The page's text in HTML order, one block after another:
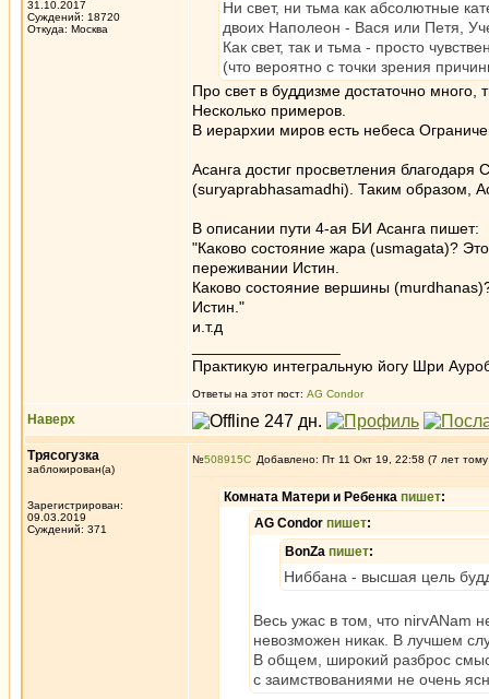
31.10.2017
Суждений: 18720
Откуда: Москва
Ни свет, ни тьма как абсолютные
двоих Наполеон - Вася или Петя,
Как свет, так и тьма - просто
(что вероятно с точки зрения
Про свет в буддизме достаточно
Несколько примеров.
В иерархии миров есть небеса
Асанга достиг просветления
(suryaprabhasamadhi). Таким образом,
В описании пути 4-ая БИ Асанга пишет:
"Каково состояние жара (usmagata)?
переживании Истин.
Каково состояние вершины
Истин."
и.т.д
Практикую интегральную йогу Шри
Ответы на этот пост: AG Condor
Наверх
Трясогузка
заблокирован(а)
Зарегистрирован:
09.03.2019
Суждений: 371
№508915 Добавлено: Пт 11 Окт 19, 22:58 (7 лет
Комната Матери и Ребенка пишет:
AG Condor пишет:
BonZa пишет:
Ниббана - высшая цель
Весь ужас в том, что nirvANam
невозможен никак. В лучшем
В общем, широкий разброс
с заимствованиями не очень